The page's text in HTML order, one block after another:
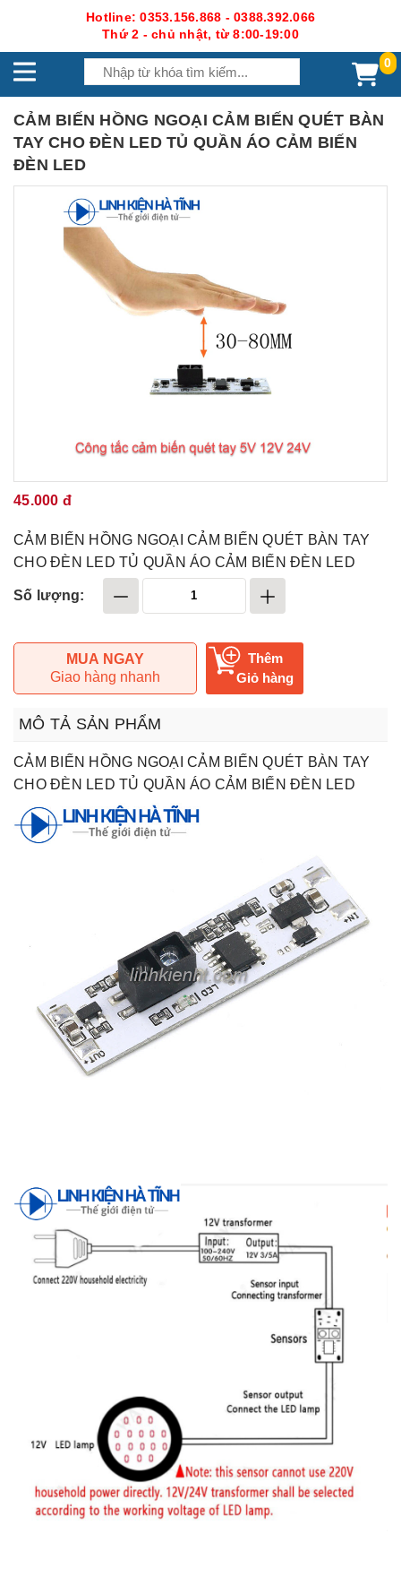
Hotline: 0353.156.868 - 0388.392.066
Thứ 2 - chủ nhật, từ 8:00-19:00
0
CẢM BIẾN HỒNG NGOẠI CẢM BIẾN QUÉT BÀN
TAY CHO ĐÈN LED TỦ QUẦN ÁO CẢM BIẾN
ĐÈN LED
45.000 đ
CẢM BIẾN HỒNG NGOẠI CẢM BIẾN QUÉT BÀN TAY
CHO ĐÈN LED TỦ QUẦN ÁO CẢM BIẾN ĐÈN LED
Số lượng:
MUA NGAY
Giao hàng nhanh
Thêm
Giỏ hàng
MÔ TẢ SẢN PHẨM
CẢM BIẾN HỒNG NGOẠI CẢM BIẾN QUÉT BÀN TAY
CHO ĐÈN LED TỦ QUẦN ÁO CẢM BIẾN ĐÈN LED